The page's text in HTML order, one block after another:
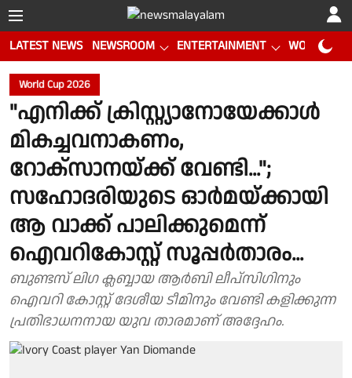
LATEST NEWS NEWSROOM ENTERTAINMENT WORLD CUP
World Cup 2026
"എനിക്ക് ക്രിസ്റ്റ്യാനോയേക്കാൾ
മികച്ചവനാകണം,
റോക്സാനയ്ക്ക് വേണ്ടി...";
സഹോദരിയുടെ ഓർമയ്ക്കായി
ആ വാക്ക് പാലിക്കുമെന്ന്
ഐവറികോസ്റ്റ് സൂപ്പർതാരം...
ബുണ്ടസ് ലിഗ ക്ലബ്ബായ ആർബി ലീപ്സിഗിനും
ഐവറി കോസ്റ്റ് ദേശീയ ടീമിനും വേണ്ടി കളിക്കുന്ന
പ്രതിഭാധനനായ യുവ താരമാണ് അദ്ദേഹം.